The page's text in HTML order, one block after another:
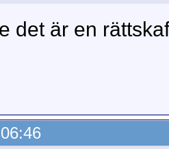
det är en